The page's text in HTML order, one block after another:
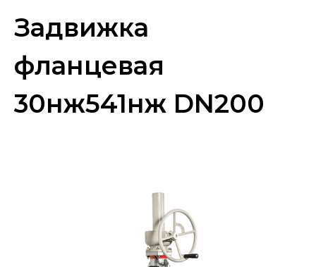
Задвижка
фланцевая
30нж541нж DN200